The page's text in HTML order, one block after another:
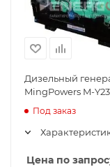
Дизельный
MingPowers M-
Под заказ
Цена по